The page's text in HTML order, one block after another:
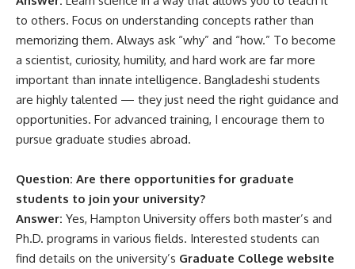
to others. Focus on understanding concepts rather than
memorizing them. Always ask “why” and “how.” To become
a scientist, curiosity, humility, and hard work are far more
important than innate intelligence. Bangladeshi students
are highly talented — they just need the right guidance and
opportunities. For advanced training, I encourage them to
pursue graduate studies abroad.
Question: Are there opportunities for graduate
students to join your university?
Answer: Yes, Hampton University offers both master’s and
Ph.D. programs in various fields. Interested students can
find details on the university’s Graduate College website